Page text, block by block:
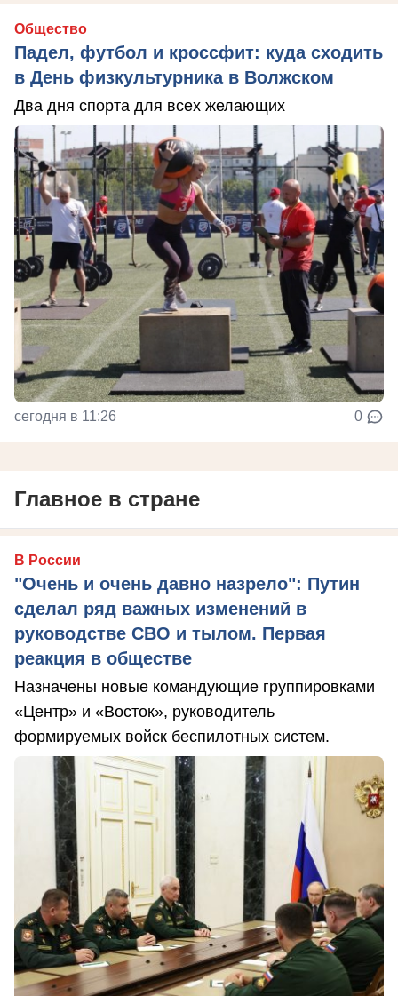
Общество
Падел, футбол и кроссфит: куда сходить
в День физкультурника в Волжском
Два дня спорта для всех желающих
сегодня в 11:26 0
Главное в стране
В России
"Очень и очень давно назрело": Путин
сделал ряд важных изменений в
руководстве СВО и тылом. Первая
реакция в обществе
Назначены новые командующие группировками
«Центр» и «Восток», руководитель
формируемых войск беспилотных систем.